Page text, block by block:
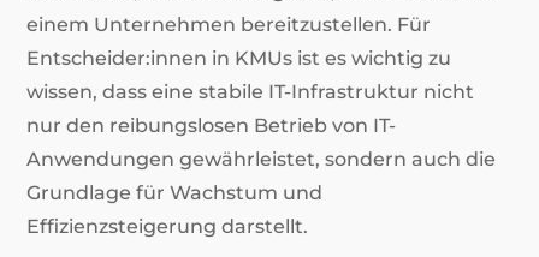
einem Unternehmen bereitzustellen. Für
Entscheider:innen in KMUs ist es wichtig zu
wissen, dass eine stabile IT-Infrastruktur nicht
nur den reibungslosen Betrieb von IT-
Anwendungen gewährleistet, sondern auch die
Grundlage für Wachstum und
Effizienzsteigerung darstellt.